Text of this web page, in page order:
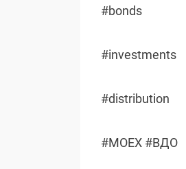
#bonds
#investments
#distribution
#MOEX #ВДО